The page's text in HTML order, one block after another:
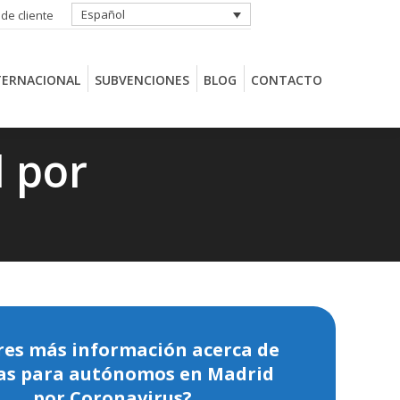
cliente Español
SUBVENCIONES BLOG CONTACTO
por
más información acerca de
para autónomos en Madrid